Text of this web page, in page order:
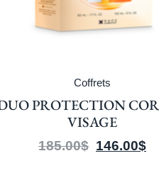
Coffrets
DUO
BRONZAGE
153.00$ 121.00